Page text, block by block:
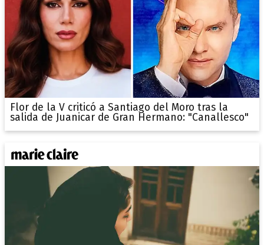
Flor de la V criticó a Santiago del Moro tras la
salida de Juanicar de Gran Hermano: "Canallesco"